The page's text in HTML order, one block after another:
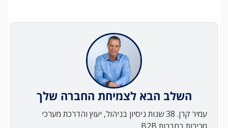
השלב הבא לצמיחת החברה שלך
עמיר קרן. 38 שנות ניסיון בניהול, יעוץ והדרכת מערכי